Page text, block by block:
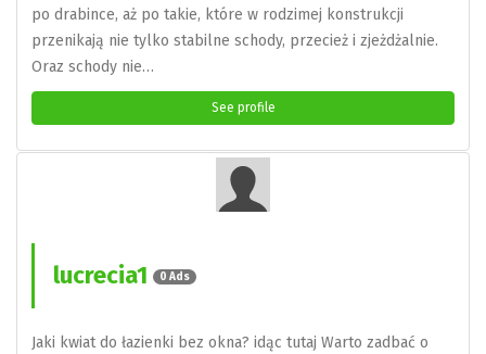
po drabince, aż po takie, które w rodzimej konstrukcji
przenikają nie tylko stabilne schody, przecież i zjeżdżalnie.
Oraz schody nie…
See profile
lucrecia1 0 Ads
Jaki kwiat do łazienki bez okna? idąc tutaj Warto zadbać o